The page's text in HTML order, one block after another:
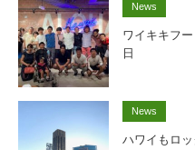
News
ワイキキフ
日
News
ハワイもロ